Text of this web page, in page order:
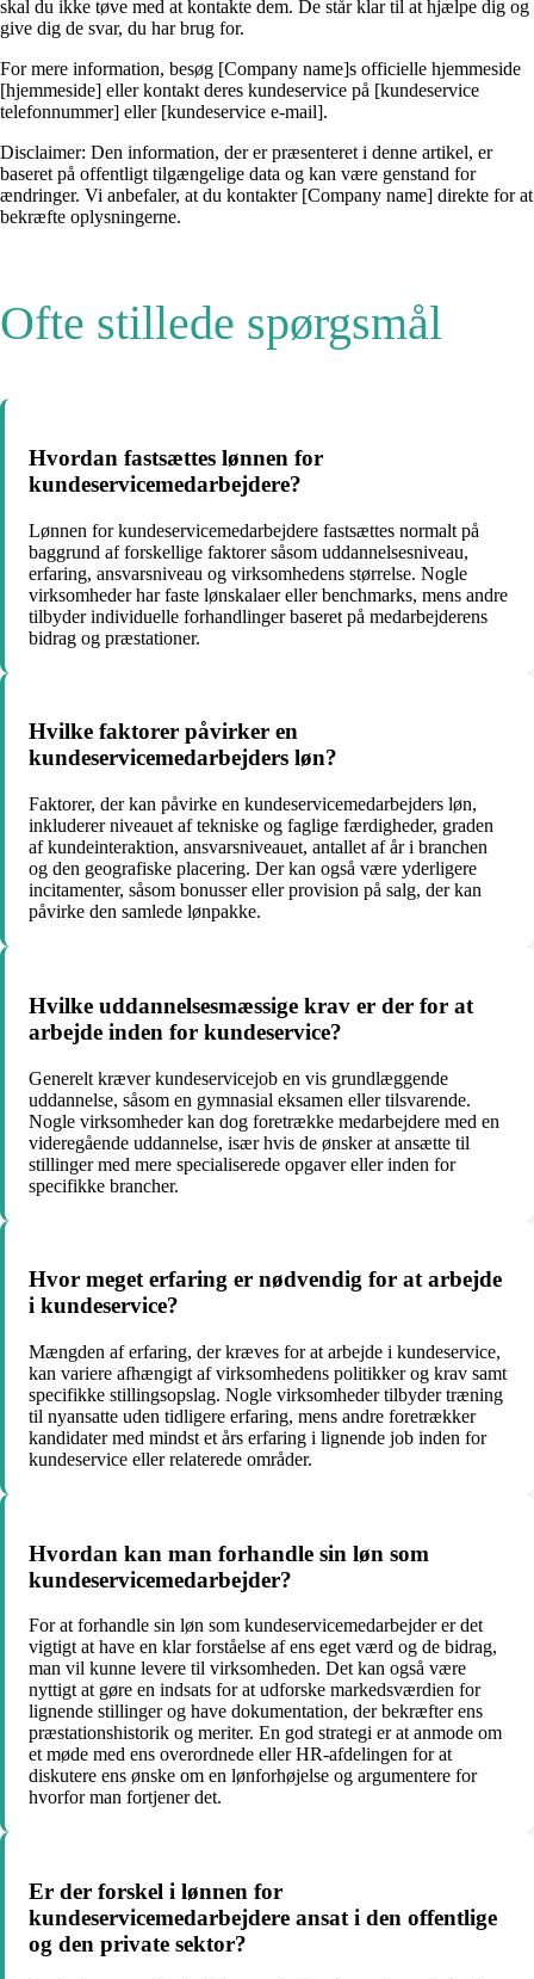
skal du ikke tøve med at kontakte dem. De står klar til at hjælpe dig og
give dig de svar, du har brug for.
For mere information, besøg [Company name]s officielle hjemmeside
[hjemmeside] eller kontakt deres kundeservice på [kundeservice
telefonnummer] eller [kundeservice e-mail].
Disclaimer: Den information, der er præsenteret i denne artikel, er
baseret på offentligt tilgængelige data og kan være genstand for
ændringer. Vi anbefaler, at du kontakter [Company name] direkte for at
bekræfte oplysningerne.
Ofte stillede spørgsmål
Hvordan fastsættes lønnen for
kundeservicemedarbejdere?
Lønnen for kundeservicemedarbejdere fastsættes normalt på
baggrund af forskellige faktorer såsom uddannelsesniveau,
erfaring, ansvarsniveau og virksomhedens størrelse. Nogle
virksomheder har faste lønskalaer eller benchmarks, mens andre
tilbyder individuelle forhandlinger baseret på medarbejderens
bidrag og præstationer.
Hvilke faktorer påvirker en
kundeservicemedarbejders løn?
Faktorer, der kan påvirke en kundeservicemedarbejders løn,
inkluderer niveauet af tekniske og faglige færdigheder, graden
af kundeinteraktion, ansvarsniveauet, antallet af år i branchen
og den geografiske placering. Der kan også være yderligere
incitamenter, såsom bonusser eller provision på salg, der kan
påvirke den samlede lønpakke.
Hvilke uddannelsesmæssige krav er der for at
arbejde inden for kundeservice?
Generelt kræver kundeservicejob en vis grundlæggende
uddannelse, såsom en gymnasial eksamen eller tilsvarende.
Nogle virksomheder kan dog foretrække medarbejdere med en
videregående uddannelse, især hvis de ønsker at ansætte til
stillinger med mere specialiserede opgaver eller inden for
specifikke brancher.
Hvor meget erfaring er nødvendig for at arbejde
i kundeservice?
Mængden af erfaring, der kræves for at arbejde i kundeservice,
kan variere afhængigt af virksomhedens politikker og krav samt
specifikke stillingsopslag. Nogle virksomheder tilbyder træning
til nyansatte uden tidligere erfaring, mens andre foretrækker
kandidater med mindst et års erfaring i lignende job inden for
kundeservice eller relaterede områder.
Hvordan kan man forhandle sin løn som
kundeservicemedarbejder?
For at forhandle sin løn som kundeservicemedarbejder er det
vigtigt at have en klar forståelse af ens eget værd og de bidrag,
man vil kunne levere til virksomheden. Det kan også være
nyttigt at gøre en indsats for at udforske markedsværdien for
lignende stillinger og have dokumentation, der bekræfter ens
præstationshistorik og meriter. En god strategi er at anmode om
et møde med ens overordnede eller HR-afdelingen for at
diskutere ens ønske om en lønforhøjelse og argumentere for
hvorfor man fortjener det.
Er der forskel i lønnen for
kundeservicemedarbejdere ansat i den offentlige
og den private sektor?